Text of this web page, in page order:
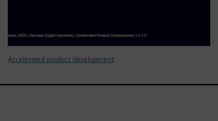
Accelerated product development